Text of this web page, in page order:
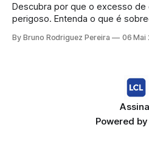
Descubra por que o excesso
perigoso. Entenda o que é
desnecessários e ansiedade.
By Bruno Rodriguez Pereira 06 Mai
Powered by